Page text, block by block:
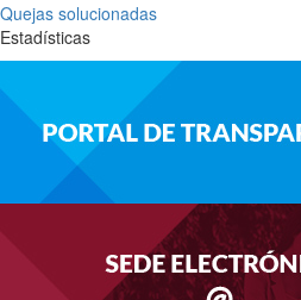
Quejas solucionadas
Estadísticas